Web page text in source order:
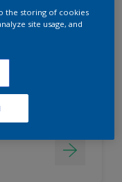
the storing of cookies
site usage, and